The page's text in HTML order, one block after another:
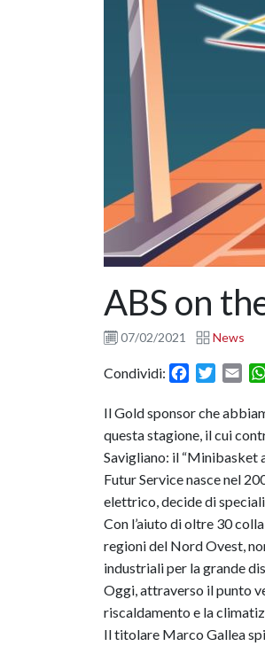
ABS on
07/02/2021 News
Condividi: FacebookTwitter
Il Gold sponsor che
questa stagione, il cui
Savigliano: il “Minibasket
Futur Service nasce nel
elettrico, decide di
Con l’aiuto di oltre 30
regioni del Nord Ovest,
industriali per la grande
Oggi, attraverso il punto
riscaldamento e la
Il titolare Marco Gallea